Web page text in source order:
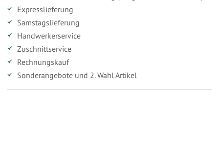
Expresslieferung
Samstagslieferung
Handwerkerservice
Zuschnittservice
Rechnungskauf
Sonderangebote und 2. Wahl Artikel